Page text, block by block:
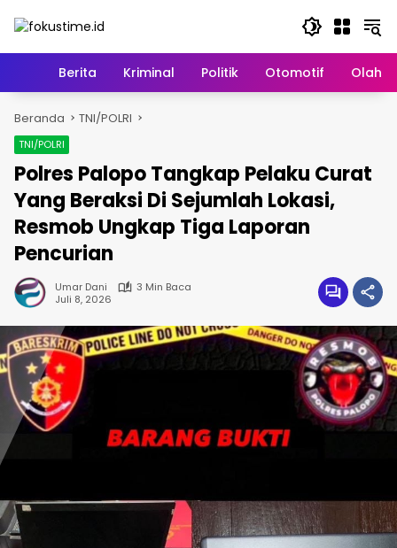
HomeBerita Kriminal Politik Otomotif
Beranda TNI/POLRI
TNI/POLRI
Polres Palopo Tangkap Pelaku Curat
Yang Beraksi Di Sejumlah Lokasi,
Resmob Ungkap Tiga Laporan
Pencurian
Umar Dani
3 Min Baca
Juli 8, 2026